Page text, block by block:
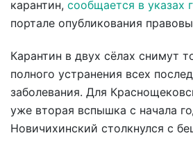
карантин, сообщается в указах
портале опубликования
Карантин в двух сёлах снимут
полного устранения всех
заболевания. Для
уже вторая вспышка с начала
Новичихинский столкнулся с